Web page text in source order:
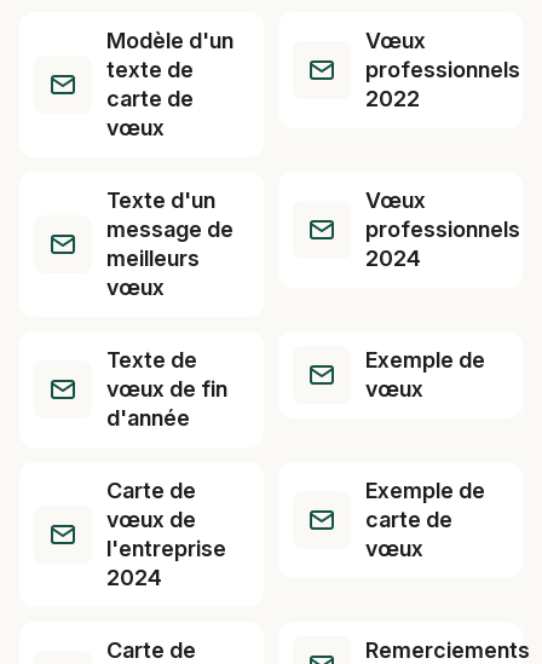
Modèle d'un
texte de
carte de
vœux
Vœux
professionnels
2022
Texte d'un
message de
meilleurs
vœux
Vœux
professionnels
2024
Texte de
vœux de fin
d'année
Exemple de
vœux
Carte de
vœux de
l'entreprise
2024
Exemple de
carte de
vœux
Carte de
Remerciements